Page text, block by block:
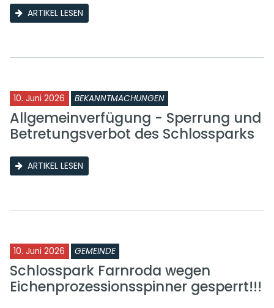
ARTIKEL LESEN
10. Juni 2026 BEKANNTMACHUNGEN
Allgemeinverfügung - Sperrung und
Betretungsverbot des Schlossparks
ARTIKEL LESEN
10. Juni 2026 GEMEINDE
Schlosspark Farnroda wegen
Eichenprozessionsspinner gesperrt!!!